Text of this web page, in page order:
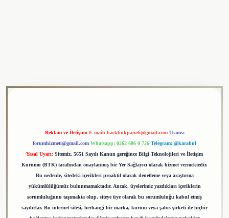
Reklam ve İletişim: E-mail: backlinkpaneli@gmail.com Teams:
forumhizmeti@gmail.com Whatsapp: 0262 606 0 726 Telegram: @karabul
Yasal Uyarı: Sitemiz, 5651 Sayılı Kanun gereğince Bilgi Teknolojileri ve İletişim
Kurumu (BTK) tarafından onaylanmış bir Yer Sağlayıcı olarak hizmet vermektedir.
Bu nedenle, sitedeki içerikleri proaktif olarak denetleme veya araştırma
yükümlülüğümüz bulunmamaktadır. Ancak, üyelerimiz yazdıkları içeriklerin
sorumluluğunu taşımakta olup, siteye üye olarak bu sorumluluğu kabul etmiş
sayılırlar. Bu internet sitesi, herhangi bir marka, kurum veya şahıs şirketi ile hiçbir